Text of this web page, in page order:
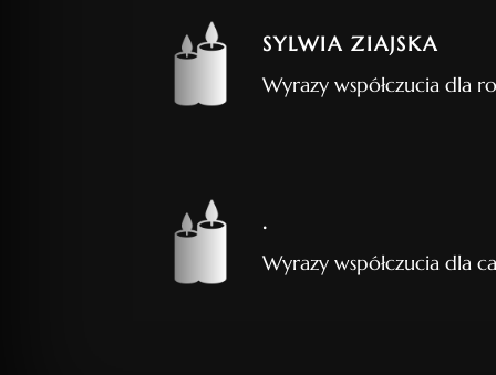
SYLWIA ZIAJSKA
Wyrazy współczucia dla
.
Wyrazy współczucia dla